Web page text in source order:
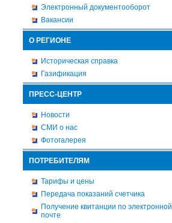
Электронный документооборот
Вакансии
О РЕГИОНЕ
Историческая справка
Газификация
ПРЕСС-ЦЕНТР
Новости
СМИ о нас
Фотогалерея
ПОТРЕБИТЕЛЯМ
Тарифы и цены
Передача показаний счетчика
Получение квитанции по электронной
почте